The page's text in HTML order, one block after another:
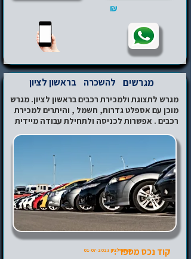
₪
בראשון לציון להשכרה מגרשים
מגרש לתצוגת ולמכירת רכבים בראשון לציון. מגרש
מוכן עם אספלט גדרות, חשמל , והיתרים למכירת
רכבים . אפשרות לכניסה ולתחילת עבודה מיידית
ראשון לציון 01-07-2023
קוד נכס מספר :